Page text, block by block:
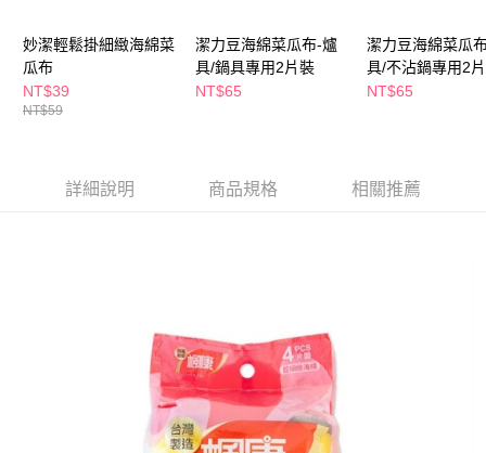
【注意事項】
１．透過由恩沛科技股份有限公司提供之「AFTEE先享後付」服務完成之交
易，需依本服務之必要範圍內提供個人資料，並將交易相關給付款項請求債
３．未成年的使用者請事先徵得法定代理人或監護人之同意方可使用
7-11取貨付款
每筆NT$65，滿NT$490(含以上)免運費
宅配(本島)
妙潔輕鬆掛細緻海綿菜
瓜布
NT$39
NT$59
潔力豆海綿菜瓜布-爐
具/鍋具專用2片裝
NT$65
潔力豆海綿菜瓜
具/不沾鍋專用2
NT$65
詳細說明 商品規格 相關推薦